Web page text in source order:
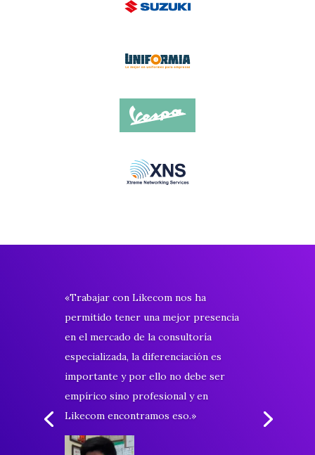
«Trabajar con Likecom nos ha
permitido tener una mejor presencia
en el mercado de la consultoría
especializada, la diferenciación es
importante y por ello no debe ser
empírico sino profesional y en
Likecom encontramos eso.»